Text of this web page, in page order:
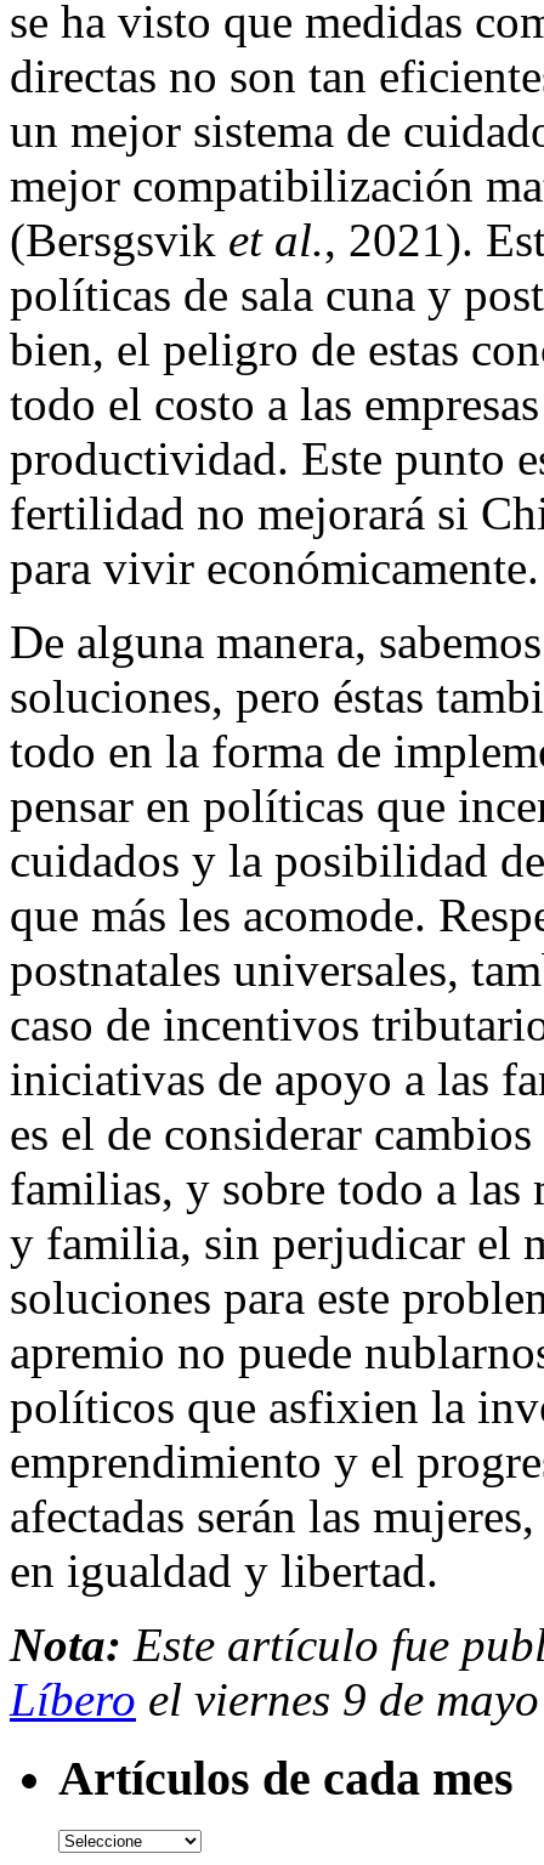
se ha visto que medidas
directas no son tan
un mejor sistema de
mejor compatibilización
(Bersgsvik et al., 2021).
políticas de sala cuna y
bien, el peligro de estas
todo el costo a las
productividad. Este punto
fertilidad no mejorará si
para vivir económicamente.
De alguna manera,
soluciones, pero éstas
todo en la forma de
pensar en políticas que
cuidados y la posibilidad
que más les acomode.
postnatales universales,
caso de incentivos
iniciativas de apoyo a las
es el de considerar
familias, y sobre todo a las
y familia, sin perjudicar el
soluciones para este
apremio no puede
políticos que asfixien la
emprendimiento y el
afectadas serán las
en igualdad y libertad.
Nota: Este artículo fue
Líbero el viernes 9 de
Artículos de cada mes